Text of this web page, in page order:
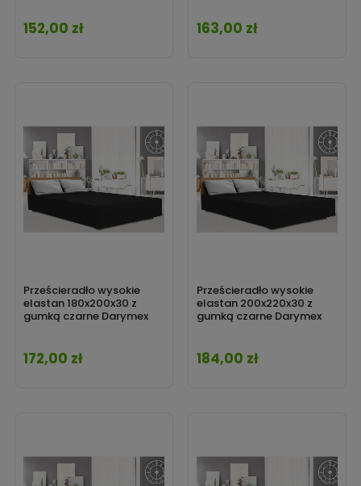
Cena
152,00 zł Cena
163,00 zł
Prześcieradło wysokie
elastan 180x200x30 z
gumką czarne Darymex
Cena
172,00 zł
Prześcieradło wysokie
elastan 200x220x30 z
gumką czarne Darymex
Cena
184,00 zł